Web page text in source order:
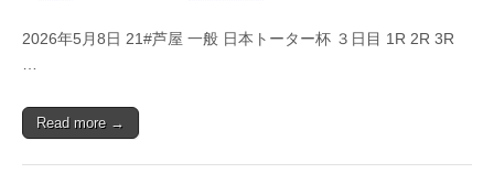
2026年5月8日 21#芦屋 一般 日本トーター杯 ３日目 1R 2R 3R
Read more →